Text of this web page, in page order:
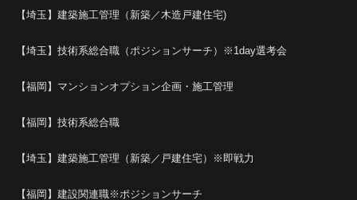
【埼玉】建築施工管理（新築／木造戸建住宅)
【埼玉】技術系総合職（ポジションサーチ）※1day選考会
【福岡】マンションオプション企画・施工管理
【福岡】技術系総合職
【埼玉】建築施工管理（新築／戸建住宅）※即戦力
【福岡】建設関連職※ポジションサーチ